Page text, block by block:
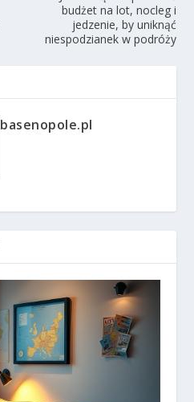
budżet na lot, nocleg i
jedzenie, by uniknąć
niespodzianek w podróży
basenopole.pl